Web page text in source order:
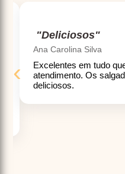
"Deliciosos"
Ana Carolina Silva
Excelentes em tudo
atendimento. Os
deliciosos.
‹